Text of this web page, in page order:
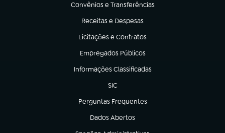
Convênios e Transferências
(abre em nova aba)
Receitas e Despesas
(abre em nova aba)
Licitações e Contratos
(abre em nova aba)
Empregados Públicos
(abre em nova aba)
Informações Classificadas
(abre em nova aba)
SIC
(abre em nova aba)
Perguntas Frequentes
(abre em nova aba)
Dados Abertos
(abre em nova aba)